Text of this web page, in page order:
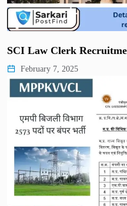
SCI Law Clerk
February 7, 2025